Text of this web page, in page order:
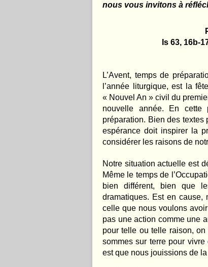
nous vous invitons à
Is 63, 16b-
L’Avent, temps de
l’année liturgique, est la
« Nouvel An » civil du
nouvelle année. En cette
préparation. Bien des textes
espérance doit inspirer la
considérer les raisons de
Notre situation actuelle est
Même le temps de
bien différent, bien que
dramatiques. Est en cause,
celle que nous voulons
pas une action comme une
pour telle ou telle raison,
sommes sur terre pour
est que nous jouissions de